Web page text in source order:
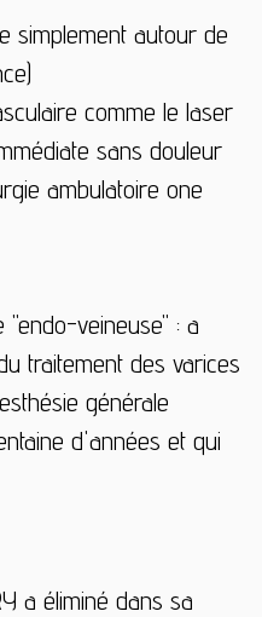
simplement autour de
comme le laser
sans douleur
ambulatoire one
"endo-veineuse" : a
traitement des varices
générale
d'années et qui
a éliminé dans sa